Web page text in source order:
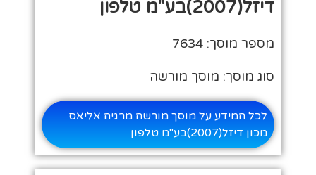
דיזל(2007)בע"מ טלפון
מספר מוסך: 7634
סוג מוסך: מוסך מורשה
לכל המידע על מוסך מורשה מרגיה אליאס
מכון דיזל(2007)בע"מ טלפון